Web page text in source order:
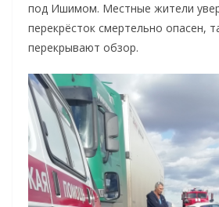
под Ишимом. Местные жители
перекрёсток смертельно опасен,
перекрывают обзор.